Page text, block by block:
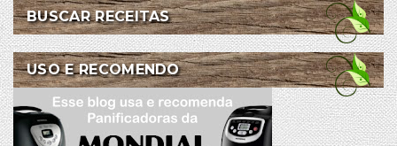
BUSCAR RECEITAS
USO E RECOMENDO